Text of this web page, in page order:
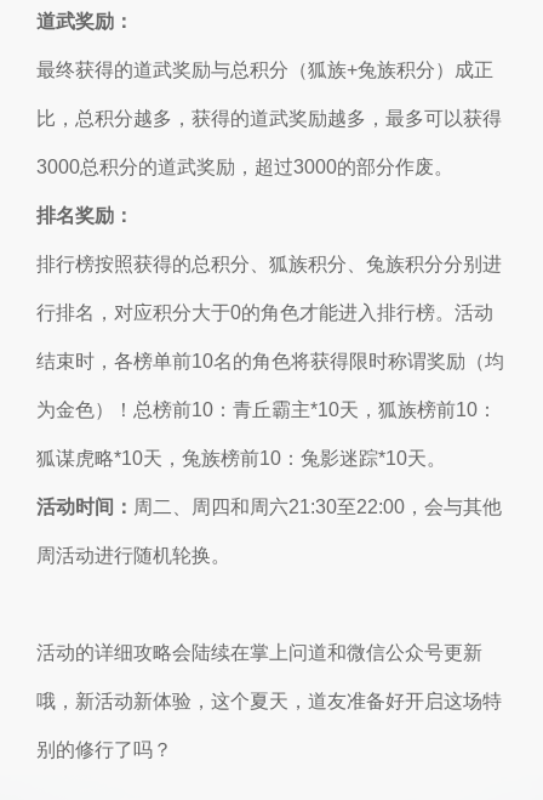
道武奖励：
最终获得的道武奖励与总积分（狐族+兔族积分）成正
比，总积分越多，获得的道武奖励越多，最多可以获得
3000总积分的道武奖励，超过3000的部分作废。
排名奖励：
排行榜按照获得的总积分、狐族积分、兔族积分分别进
行排名，对应积分大于0的角色才能进入排行榜。活动
结束时，各榜单前10名的角色将获得限时称谓奖励（均
为金色）！总榜前10：青丘霸主*10天，狐族榜前10：
狐谋虎略*10天，兔族榜前10：兔影迷踪*10天。
活动时间： 周二、周四和周六21:30至22:00，会与其他
周活动进行随机轮换。
活动的详细攻略会陆续在掌上问道和微信公众号更新
哦，新活动新体验，这个夏天，道友准备好开启这场特
别的修行了吗？